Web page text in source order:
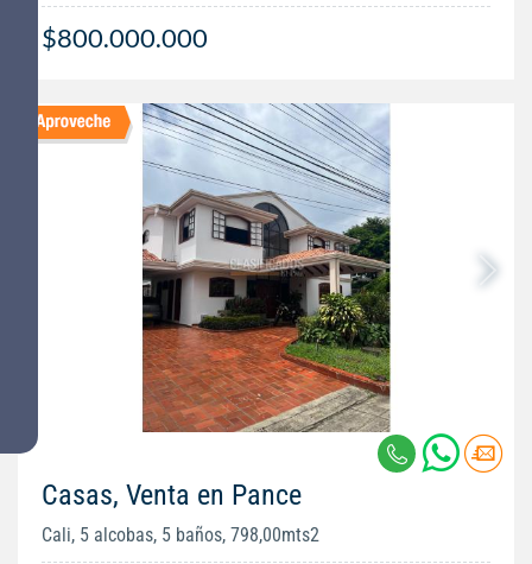
$800.000.000
Casas, Venta en Pance
Cali, 5 alcobas, 5 baños, 798,00mts2